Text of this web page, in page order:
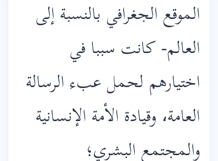
الموقع الجغرافي بالنسبة إلى
العالم- كانت سببا في
اختيارهم لحمل عبء الرسالة
العامة، وقيادة الأمة الإنسانية
والمجتمع البشري؛